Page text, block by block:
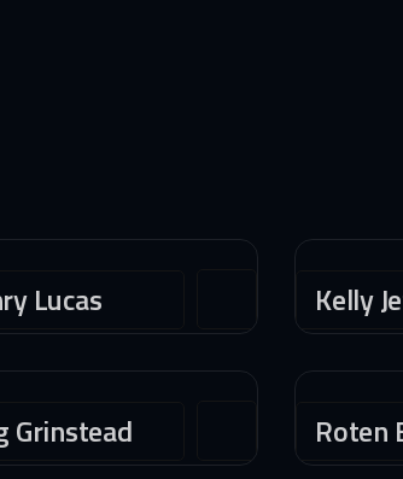
Lucas Kelly
Grinstead Roten